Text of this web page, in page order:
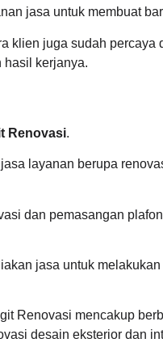
jasa untuk membuat
klien juga sudah
hasil kerjanya.
Renovasi.
layanan berupa
dan pemasangan
jasa untuk
Renovasi mencakup
desain eksterior dan